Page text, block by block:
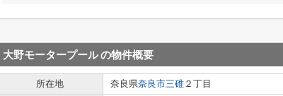
大野モータープールの物件概要
所在地 奈良県奈良市三碓 ２丁目